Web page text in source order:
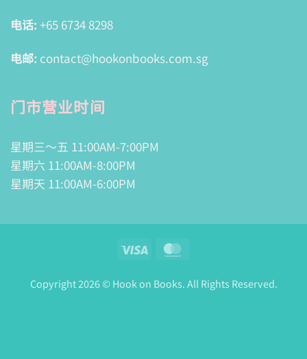
电话: +65 6734 8298
电邮: contact@hookonbooks.com.sg
门市营业时间
星期三～五 11:00AM-7:00PM
星期六 11:00AM-8:00PM
星期天 11:00AM-6:00PM
Visa
Copyright 2026 © Hook on Books. All Rights Reserved.